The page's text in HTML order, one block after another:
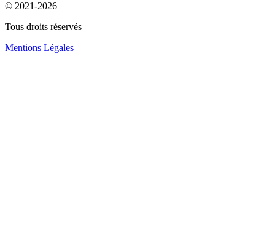
© 2021-2026
Tous droits réservés
Mentions Légales